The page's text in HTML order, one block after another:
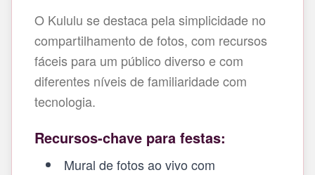
O Kululu se destaca pela simplicidade no
compartilhamento de fotos, com recursos
fáceis para um público diverso e com
diferentes níveis de familiaridade com
tecnologia.
Recursos-chave para festas:
Mural de fotos ao vivo com